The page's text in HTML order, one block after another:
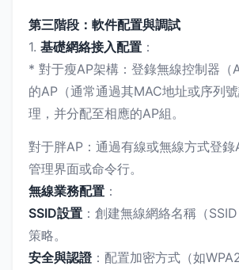
第三階段：軟件配置與調試
1. 基礎網絡接入配置 ：
* 對于瘦AP架構：登錄無線控制器（
的AP（通常通過其MAC地址或序列
理，并分配至相應的AP組。
對于胖AP：通過有線或無線方式登錄
管理界面或命令行。
無線業務配置 ：
SSID設置 ：創建無線網絡名稱（
策略。
安全與認證：配置加密方式（如